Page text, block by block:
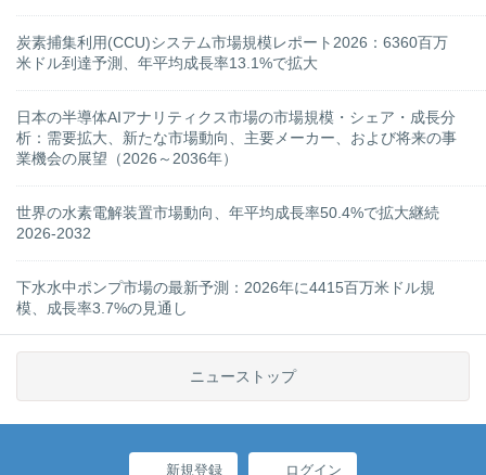
炭素捕集利用(CCU)システム市場規模レポート2026：6360百万
米ドル到達予測、年平均成長率13.1%で拡大
日本の半導体AIアナリティクス市場の市場規模・シェア・成長分
析：需要拡大、新たな市場動向、主要メーカー、および将来の事
業機会の展望（2026～2036年）
世界の水素電解装置市場動向、年平均成長率50.4%で拡大継続
2026-2032
下水水中ポンプ市場の最新予測：2026年に4415百万米ドル規
模、成長率3.7%の見通し
ニューストップ
新規登録 ログイン